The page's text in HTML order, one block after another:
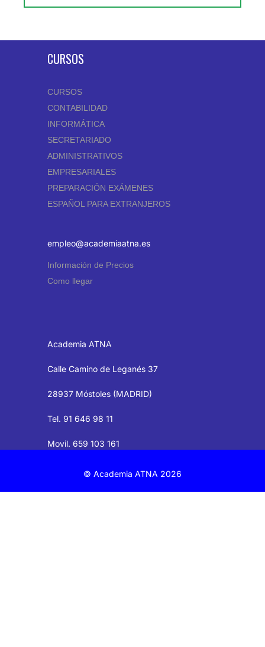
CURSOS
CURSOS
CONTABILIDAD
INFORMÁTICA
SECRETARIADO
ADMINISTRATIVOS
EMPRESARIALES
PREPARACIÓN EXÁMENES
ESPAÑOL PARA EXTRANJEROS
empleo@academiaatna.es
Información de Precios
Como llegar
Academia ATNA
Calle Camino de Leganés 37
28937 Móstoles (MADRID)
Tel. 91 646 98 11
Movil. 659 103 161
© Academia ATNA 2026